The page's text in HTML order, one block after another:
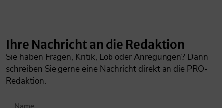
Ihre Nachricht an die Redaktion
Sie haben Fragen, Kritik, Lob oder Anregungen? Dann
schreiben Sie gerne eine Nachricht direkt an die PRO-
Redaktion.